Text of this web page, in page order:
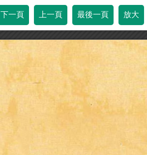
下一頁 上一頁 最後一頁 放大